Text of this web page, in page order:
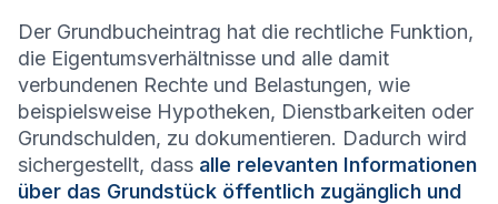
Der Grundbucheintrag hat die rechtliche Funktion,
die Eigentumsverhältnisse und alle damit
verbundenen Rechte und Belastungen, wie
beispielsweise Hypotheken, Dienstbarkeiten oder
Grundschulden, zu dokumentieren. Dadurch wird
sichergestellt, dass alle relevanten Informationen
über das Grundstück öffentlich zugänglich und